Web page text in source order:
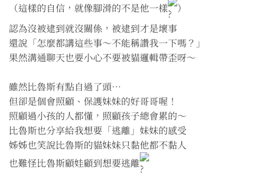
（這樣的自信，就像腳滑的不是他一樣
）
認為沒被逮到就沒關係，被逮到才是壞事
還說「怎麼都講這些事～不能稱讚我一下嗎？」
果然溝通聊天也要小心不要被貓邏輯帶歪呀～
雖然比魯斯有點自過了頭⋯
但卻是個會照顧、保護妹妹的好哥哥喔！
照顧過小孩的人都懂，照顧孩子總會累的～
比魯斯也分享給我想要「逃離」妹妹的感受
姊姊也笑說比魯斯的貓妹妹只黏他都不黏人
也難怪比魯斯顧娃顧到想要逃離